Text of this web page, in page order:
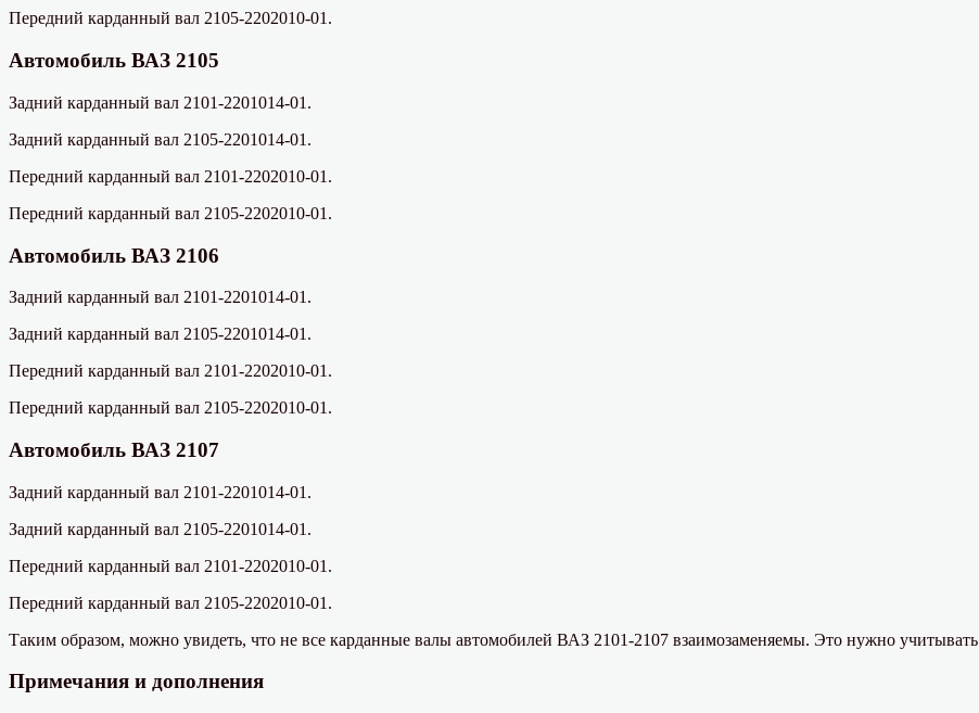
Передний карданный вал 2105-2202010-01.
Автомобиль ВАЗ 2105
Задний карданный вал 2101-2201014-01.
Задний карданный вал 2105-2201014-01.
Передний карданный вал 2101-2202010-01.
Передний карданный вал 2105-2202010-01.
Автомобиль ВАЗ 2106
Задний карданный вал 2101-2201014-01.
Задний карданный вал 2105-2201014-01.
Передний карданный вал 2101-2202010-01.
Передний карданный вал 2105-2202010-01.
Автомобиль ВАЗ 2107
Задний карданный вал 2101-2201014-01.
Задний карданный вал 2105-2201014-01.
Передний карданный вал 2101-2202010-01.
Передний карданный вал 2105-2202010-01.
Таким образом, можно увидеть, что не все карданные валы автомобилей ВАЗ 2101-2107 взаимозаменяемы. Это нужно
Примечания и дополнения